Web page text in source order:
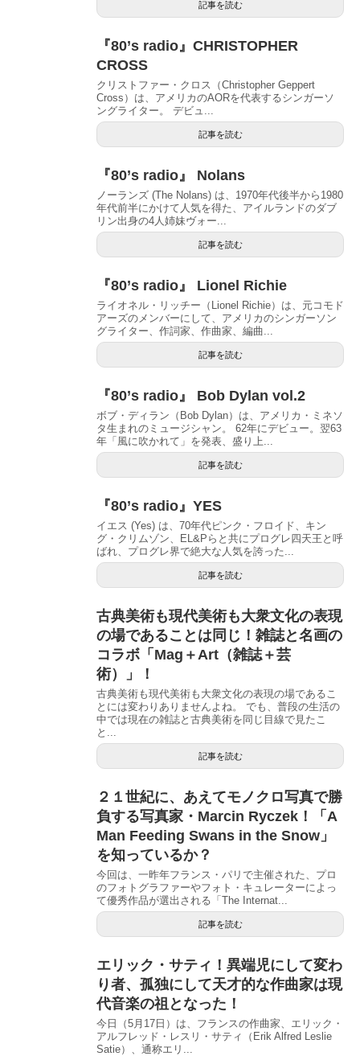
記事を読む
『80’s radio』CHRISTOPHER
CROSS
クリストファー・クロス（Christopher Geppert
Cross）は、アメリカのAORを代表するシンガーソ
ングライター。 デビュ...
記事を読む
『80’s radio』 Nolans
ノーランズ (The Nolans) は、1970年代後半から1980
年代前半にかけて人気を得た、アイルランドのダブ
リン出身の4人姉妹ヴォー...
記事を読む
『80’s radio』 Lionel Richie
ライオネル・リッチー（Lionel Richie）は、元コモド
アーズのメンバーにして、アメリカのシンガーソン
グライター、作詞家、作曲家、編曲...
記事を読む
『80’s radio』 Bob Dylan vol.2
ボブ・ディラン（Bob Dylan）は、アメリカ・ミネソ
タ生まれのミュージシャン。 62年にデビュー。翌63
年「風に吹かれて」を発表、盛り上...
記事を読む
『80’s radio』YES
イエス (Yes) は、70年代ピンク・フロイド、キン
グ・クリムゾン、EL&Pらと共にプログレ四天王と呼
ばれ、プログレ界で絶大な人気を誇った...
記事を読む
古典美術も現代美術も大衆文化の表現
の場であることは同じ！雑誌と名画の
コラボ「Mag＋Art（雑誌＋芸
術）」！
古典美術も現代美術も大衆文化の表現の場であるこ
とには変わりありませんよね。 でも、普段の生活の
中では現在の雑誌と古典美術を同じ目線で見たこ
と...
記事を読む
２１世紀に、あえてモノクロ写真で勝
負する写真家・Marcin Ryczek！「A
Man Feeding Swans in the Snow」
を知っているか？
今回は、一昨年フランス・パリで主催された、プロ
のフォトグラファーやフォト・キュレーターによっ
て優秀作品が選出される「The Internat...
記事を読む
エリック・サティ！異端児にして変わ
り者、孤独にして天才的な作曲家は現
代音楽の祖となった！
今日（5月17日）は、フランスの作曲家、エリック・
アルフレッド・レスリ・サティ（Erik Alfred Leslie
Satie）、通称エリ...